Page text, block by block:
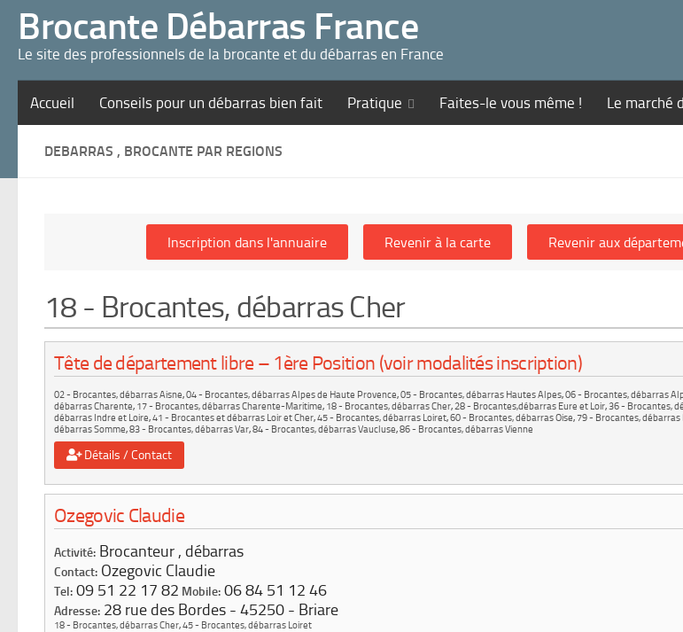
Brocante Débarras France
Le site des professionnels de la brocante et du débarras en France
Accueil Conseils pour un débarras bien fait Pratique Faites-le vous même ! Le marché
DEBARRAS , BROCANTE PAR REGIONS
18 - Brocantes, débarras Cher
Tête de département libre – 1ère Position (voir modalités inscription)
02 - Brocantes, débarras Aisne,04 - Brocantes, débarras Alpes de Haute Provence,05 - Brocantes, débarras Hautes Alpes,06 - Brocantes, débarras
débarras Charente, 17 - Brocantes, débarras Charente-Maritime, 18 - Brocantes, débarras Cher,28 - Brocantes,débarras Eure et Loir,36 - Brocantes,
débarras Indre et Loire,41 - Brocantes et débarras Loir et Cher,45 - Brocantes, débarras Loiret,60 - Brocantes, débarras Oise,79 - Brocantes, débarras
débarras Somme,83 - Brocantes, débarras Var,84 - Brocantes, débarras Vaucluse,86 - Brocantes, débarras Vienne
Détails / Contact
Ozegovic Claudie
Activité: Brocanteur , débarras
Contact: Ozegovic Claudie
Tel: 09 51 22 17 82 Mobile: 06 84 51 12 46
Adresse: 28 rue des Bordes 45250 Briare
18 - Brocantes, débarras Cher,45 - Brocantes, débarras Loiret
Panneau de gestion des cookies